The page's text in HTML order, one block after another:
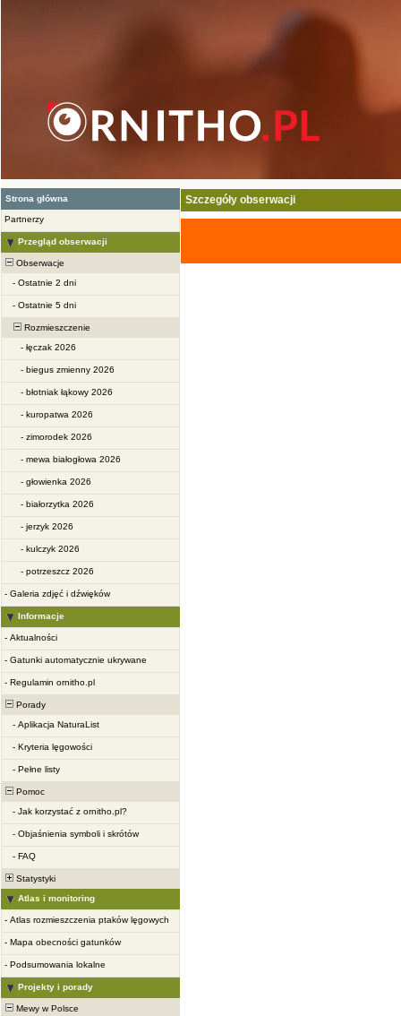
Strona główna
Partnerzy
Przegląd obserwacji
Obserwacje
- Ostatnie 2 dni
- Ostatnie 5 dni
Rozmieszczenie
- łęczak 2026
- biegus zmienny 2026
- błotniak łąkowy 2026
- kuropatwa 2026
- zimorodek 2026
- mewa białogłowa 2026
- głowienka 2026
- białorzytka 2026
- jerzyk 2026
- kulczyk 2026
- potrzeszcz 2026
- Galeria zdjęć i dźwięków
Informacje
- Aktualności
- Gatunki automatycznie ukrywane
- Regulamin ornitho.pl
Porady
- Aplikacja NaturaList
- Kryteria lęgowości
- Pełne listy
Pomoc
- Jak korzystać z ornitho.pl?
- Objaśnienia symboli i skrótów
- FAQ
Statystyki
Atlas i monitoring
- Atlas rozmieszczenia ptaków lęgowych
- Mapa obecności gatunków
- Podsumowania lokalne
Projekty i porady
Mewy w Polsce
Szczegóły obserwacji